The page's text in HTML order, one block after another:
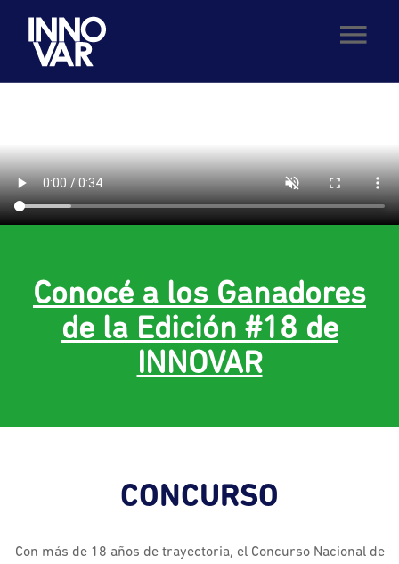
Conocé a los Ganadores
de la Edición #18 de
INNOVAR
CONCURSO
Con más de 18 años de trayectoria, el Concurso Nacional de